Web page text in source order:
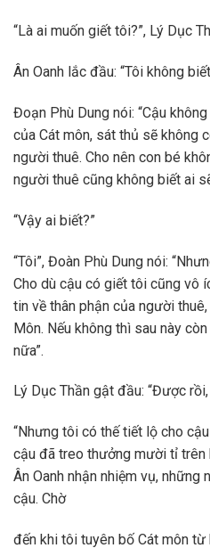
“Là ai muốn giết tôi?”, Lý Dục
Ân Oanh lắc đầu: “Tôi không
Đoạn Phù Dung nói: “Cậu
của Cát môn, sát thủ sẽ không
người thuê. Cho nên con bé
người thuê cũng không biết ai
“Vậy ai biết?”
“Tôi”, Đoàn Phù Dung nói:
Cho dù cậu có giết tôi cũng vô
tin về thân phận của người
Môn. Nếu không thì sau này
nữa”.
Lý Dục Thần gật đầu: “Được
“Nhưng tôi có thế tiết lộ cho
cậu đã treo thưởng mười tỉ trên
Ân Oanh nhận nhiệm vụ,
cậu. Chờ
đến khi tôi tuyên bố Cát môn từ